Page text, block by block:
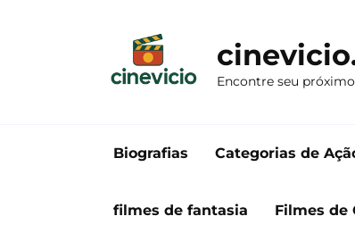
Encontre seu
Biografias Categorias de
filmes de fantasia Filmes de